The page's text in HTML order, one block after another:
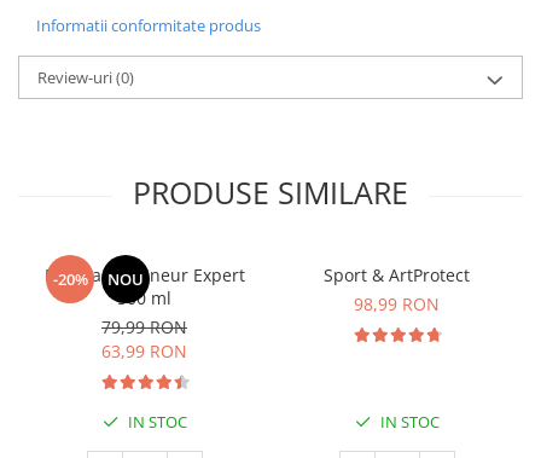
Informatii conformitate produs
Review-uri(0)
PRODUSE SIMILARE
-20% NOU
Manhaē Draineur Expert
500 ml
79,99 RON
63,99 RON
IN STOC
Sport & ArtProtect
98,99 RON
IN STOC